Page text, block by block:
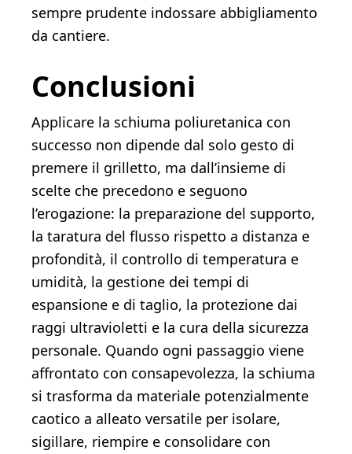
sempre prudente indossare abbigliamento
da cantiere.
Conclusioni
Applicare la schiuma poliuretanica con
successo non dipende dal solo gesto di
premere il grilletto, ma dall’insieme di
scelte che precedono e seguono
l’erogazione: la preparazione del supporto,
la taratura del flusso rispetto a distanza e
profondità, il controllo di temperatura e
umidità, la gestione dei tempi di
espansione e di taglio, la protezione dai
raggi ultravioletti e la cura della sicurezza
personale. Quando ogni passaggio viene
affrontato con consapevolezza, la schiuma
si trasforma da materiale potenzialmente
caotico a alleato versatile per isolare,
sigillare, riempire e consolidare con